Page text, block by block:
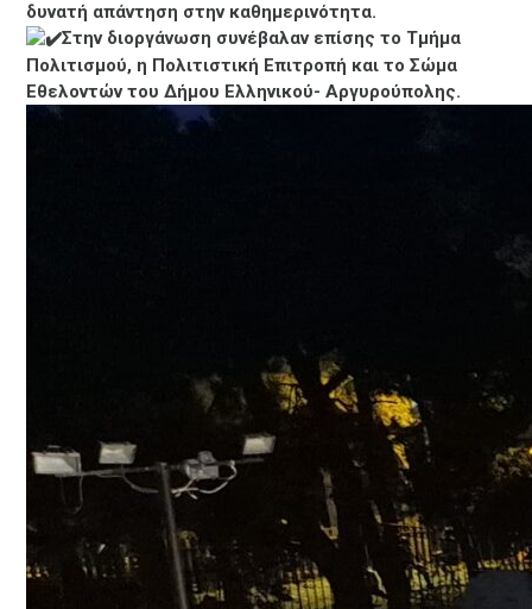
δυνατή απάντηση στην καθημερινότητα.
Στην διοργάνωση συνέβαλαν επίσης το Τμήμα
Πολιτισμού, η Πολιτιστική Επιτροπή και το Σώμα
Εθελοντών του Δήμου Ελληνικού- Αργυρούπολης.